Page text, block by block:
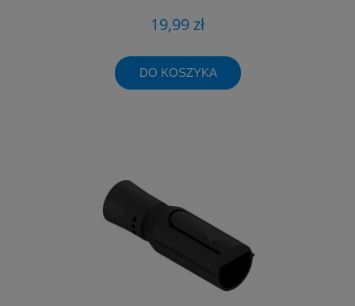
19,99 zł
DO KOSZYKA